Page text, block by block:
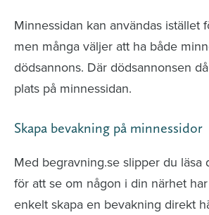
Minnessidan kan användas istället
men många väljer att ha både
dödsannons. Där dödsannonsen
plats på minnessidan.
Skapa bevakning på minnessidor
Med begravning.se slipper du läsa
för att se om någon i din närhet
enkelt skapa en bevakning direkt